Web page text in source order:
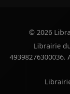
© 2026
Librairie
49398276300036.